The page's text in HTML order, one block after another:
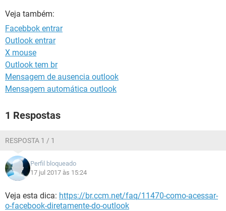
Veja também:
Facebbok entrar
Outlook entrar
X mouse
Outlook tem br
Mensagem de ausencia outlook
Mensagem automática outlook
1 Respostas
RESPOSTA 1 / 1
Perfil bloqueado
17 jul 2017 às 15:24
Veja esta dica: https://br.ccm.net/faq/11470-como-acessar-
o-facebook-diretamente-do-outlook